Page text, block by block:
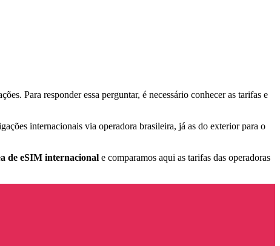
Para responder essa perguntar, é necessário conhecer as tarifas e
internacionais via operadora brasileira, já as do exterior para o
de eSIM internacional e comparamos aqui as tarifas das operadoras